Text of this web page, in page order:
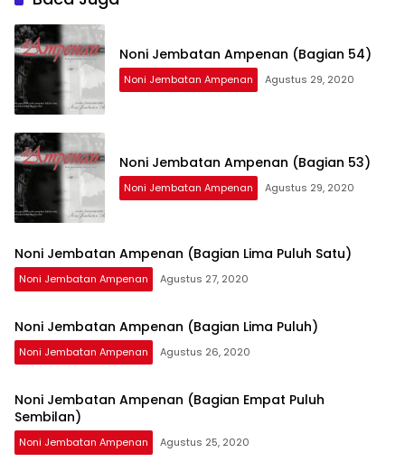
Noni Jembatan Ampenan (Bagian 54)
Noni Jembatan Ampenan Agustus 29, 2020
Noni Jembatan Ampenan (Bagian 53)
Noni Jembatan Ampenan Agustus 29, 2020
Noni Jembatan Ampenan (Bagian Lima Puluh Satu)
Noni Jembatan Ampenan Agustus 27, 2020
Noni Jembatan Ampenan (Bagian Lima Puluh)
Noni Jembatan Ampenan Agustus 26, 2020
Noni Jembatan Ampenan (Bagian Empat Puluh
Sembilan)
Noni Jembatan Ampenan Agustus 25, 2020